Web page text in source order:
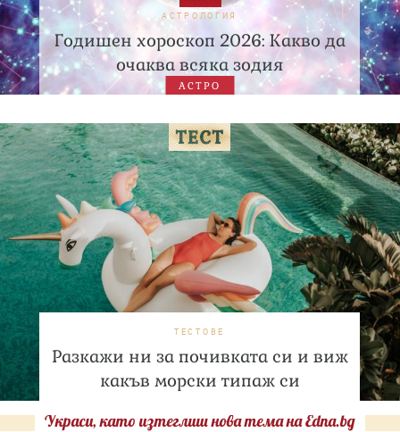
АСТРОЛОГИЯ
Годишен хороскоп 2026: Какво да
очаква всяка зодия
АСТРО
ТЕСТОВЕ
Разкажи ни за почивката си и виж
какъв морски типаж си
Украси, като изтеглиш нова тема на Edna.bg